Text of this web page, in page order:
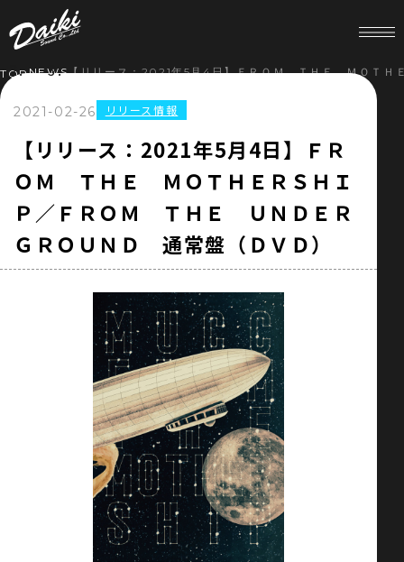
お問い合わせ
HOME
NEWS
RECRUIT
STORE
TOPNEWS【リリース：2021年5月4日】ＦＲＯＭ ＴＨＥ ＭＯＴＨ
2021-02-26 リリース情報
【リリース：2021年5月4日】ＦＲ
ＯＭ ＴＨＥ ＭＯＴＨＥＲＳＨＩ
Ｐ／ＦＲＯＭ ＴＨＥ ＵＮＤＥＲ
ＧＲＯＵＮＤ 通常盤（ＤＶＤ）